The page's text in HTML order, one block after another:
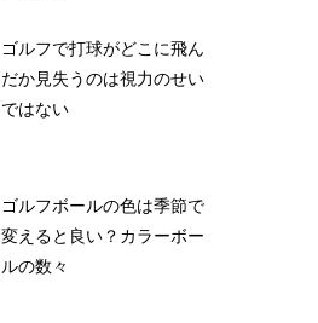
ゴルフで打球がどこに飛ん
だか見失うのは視力のせい
ではない
ゴルフボールの色は季節で
変えると良い？カラーボー
ルの数々